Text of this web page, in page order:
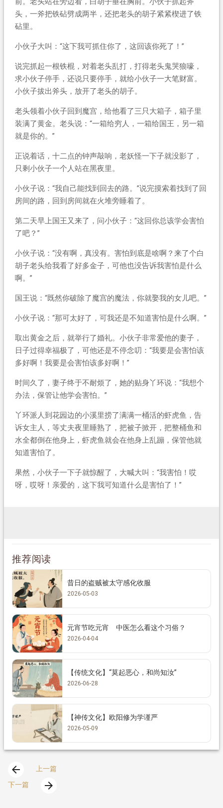
头，一斧把铁砧劈成两半，还把老头的胡子紧紧楔进了铁
砧里。
小伙子大叫：“这下我可抓住你了，这回该你死了！”
说完抓起一根铁棍，对着老头乱打，打得老头鬼哭狼嚎，
求小伙子停手，还说只要停手，就给小伙子一大笔财富。
小伙子拔出斧头，放开了老头的胡子。
老头领着小伙子回到魔宫，给他看了三只大箱子，箱子里
装满了黄金。老头说：“一箱给穷人，一箱给国王，另一箱
就是你的。”
正说着话，十二点的钟声敲响，老妖怪一下子就没影了，
只剩小伙子一个人站在黑夜里。
小伙子说：“我自己能找到回去的路。”说完摸索着找到了回
房间的路，回到房间就在火堆旁睡着了。
第二天早上国王又来了，问小伙子：“这回你总该学会害怕
了吧？”
小伙子说：“没有啊，真没有。害怕到底是啥啊？来了个白
胡子老头给我看了好多金子，可他也没告诉我害怕是什么
啊。”
国王说：“既然你破除了魔宫的魔法，你就娶我的女儿吧。”
小伙子说：“那可太好了，可我还是不知道害怕是什么啊。”
取出黄金之后，就举行了婚礼。小伙子非常爱他的妻子，
日子过得幸福极了，可他还是不停念叨：“我要是会害怕该
多好啊！我要是会害怕该多好啊！”
时间久了，妻子终于不耐烦了，她的贴身丫环说：“我想个
办法，保管让他学会害怕。”
丫环派人到花园边的小溪里捞了满满一桶活的虾虎鱼，告
诉女主人，等丈夫夜里睡熟了，把被子掀开，把整桶鱼和
水全都倒在他身上，虾虎鱼就会在他身上乱蹦，保管他就
知道害怕了。
果然，小伙子一下子就惊醒了，大喊大叫：“我害怕！哎
呀，哎呀！亲爱的，这下我可知道什么是害怕了！”
推荐阅读
昔日的盗贼被太守感化收服
2026-05-03
元宵节吃元宵 中医怎么看这个习俗？
2026-04-04
【传统文化】“莫起恶心，和尚知汝”
2026-06-28
【神传文化】欧阳修为学谨严
2026-05-09
arrow_back
上一篇
下一篇
arrow_forward